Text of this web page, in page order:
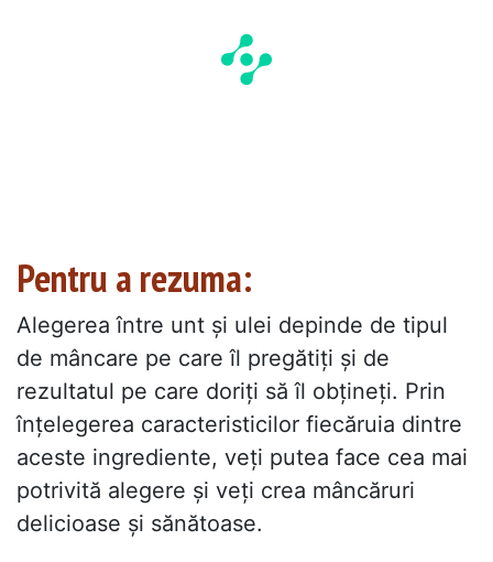
Pentru a rezuma:
Alegerea între unt și ulei depinde de tipul
de mâncare pe care îl pregătiți și de
rezultatul pe care doriți să îl obțineți. Prin
înțelegerea caracteristicilor fiecăruia dintre
aceste ingrediente, veți putea face cea mai
potrivită alegere și veți crea mâncăruri
delicioase și sănătoase.